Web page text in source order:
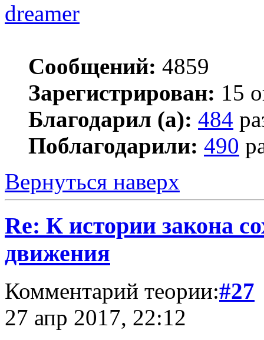
dreamer
Сообщений: 4859
Зарегистрирован: 15
Благодарил (а): 484
Поблагодарили: 490
Вернуться наверх
Re: К истории закона
движения
Комментарий теории:#27
27 апр 2017, 22:12